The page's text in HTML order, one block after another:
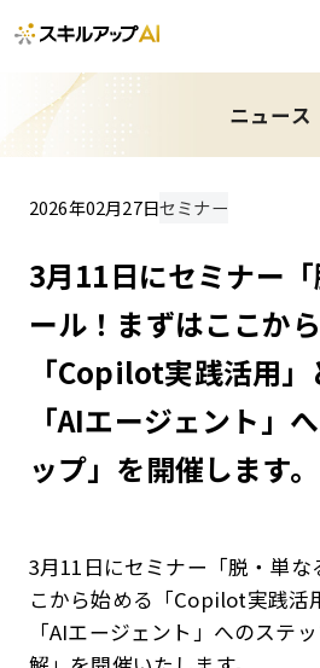
ニュース
2026年02月27日セミナー
3月11日にセミナー
ール！まずはここか
「Copilot実践活用
「AIエージェント」
ップ」を開催します。
3月11日にセミナー「脱・単な
こから始める「Copilot実践活
「AIエージェント」へのステ